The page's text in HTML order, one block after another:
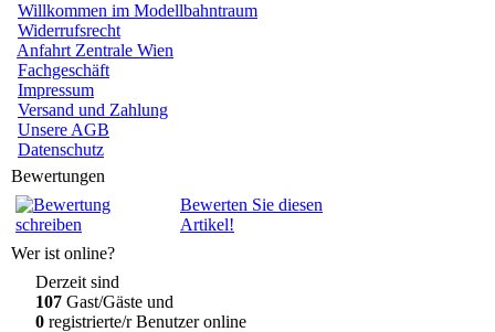
Willkommen im Modellbahntraum
Widerrufsrecht
Anfahrt Zentrale Wien
Fachgeschäft
Impressum
Versand und Zahlung
Unsere AGB
Datenschutz
Bewertungen
Bewerten Sie diesen
Artikel!
Wer ist online?
Derzeit sind
107 Gast/Gäste und
0 registrierte/r Benutzer online